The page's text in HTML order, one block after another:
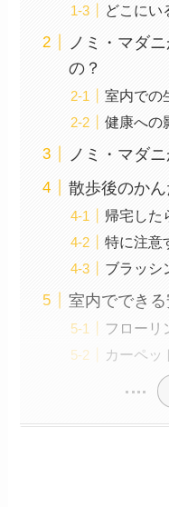
どこにい
ノミ・マダ
の？
室内での
健康への
ノミ・マダ
散歩後のか
帰宅した
特に注意
ブラッシ
室内でできる
フローリ
カーペッ